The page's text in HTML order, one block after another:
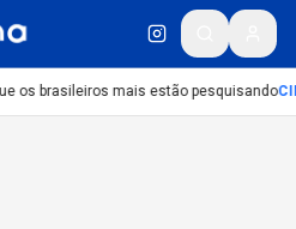
os brasileiros mais estão pesquisando